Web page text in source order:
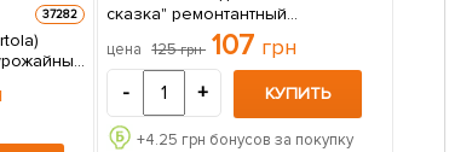
37282
5
сказка" ремонтантный
высокоурожайный сорт 1 саженец
в упаковке
цена 125грн 107 грн
- + КУПИТЬ
+4.25 грн бонусов за покупку